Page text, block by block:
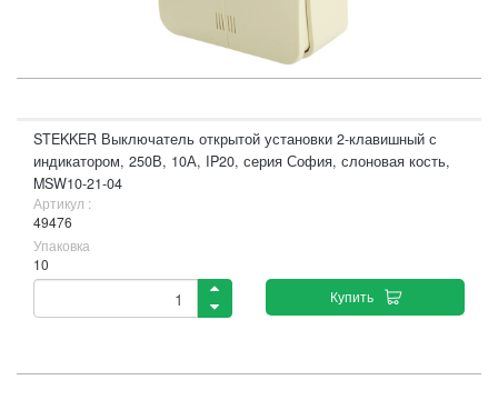
STEKKER Выключатель открытой установки 2-клавишный с
индикатором, 250В, 10А, IP20, серия София, слоновая кость,
MSW10-21-04
Артикул :
49476
Упаковка
10
Купить